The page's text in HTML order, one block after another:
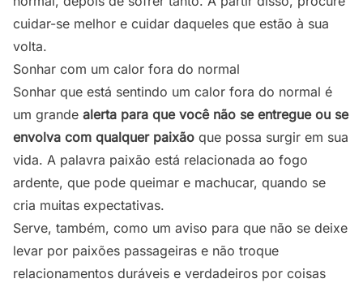
cuidar-se melhor e cuidar daqueles que estão à sua
volta.
Sonhar com um calor fora do normal
Sonhar que está sentindo um calor fora do normal é
um grande alerta para que você não se entregue ou se
envolva com qualquer paixão que possa surgir em sua
vida. A palavra paixão está relacionada ao fogo
ardente, que pode queimar e machucar, quando se
cria muitas expectativas.
Serve, também, como um aviso para que não se deixe
levar por paixões passageiras e não troque
relacionamentos duráveis e verdadeiros por coisas